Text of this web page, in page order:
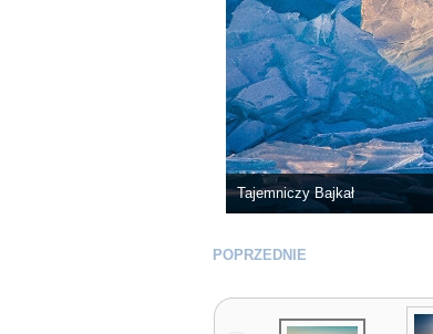
Tajemniczy Bajkał
POPRZEDNIE